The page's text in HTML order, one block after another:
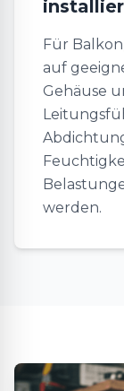
Für
auf
Gehäuse
werden.